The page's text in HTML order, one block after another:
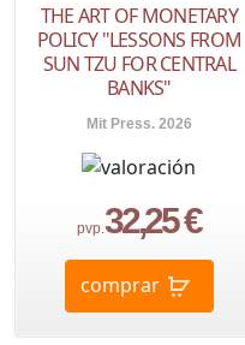
THE ART OF MONETARY
POLICY "LESSONS FROM
SUN TZU FOR CENTRAL
BANKS"
Mit Press. 2026
pvp.32,25 €
comprar